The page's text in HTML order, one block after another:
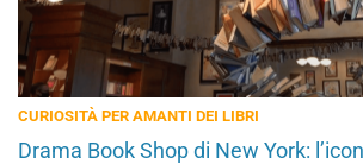
CURIOSITÀ PER AMANTI DEI LIBRI
Drama Book Shop di New York: